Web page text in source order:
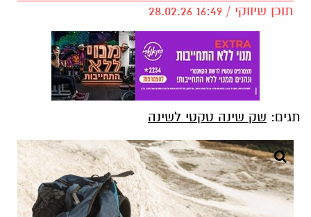
תוכן שיווקי / 16:49 28.02.26
תגים: שק שינה טקטי לשינה